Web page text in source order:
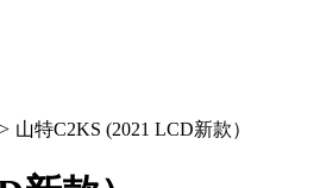
> 山特C2KS (2021 LCD新款）